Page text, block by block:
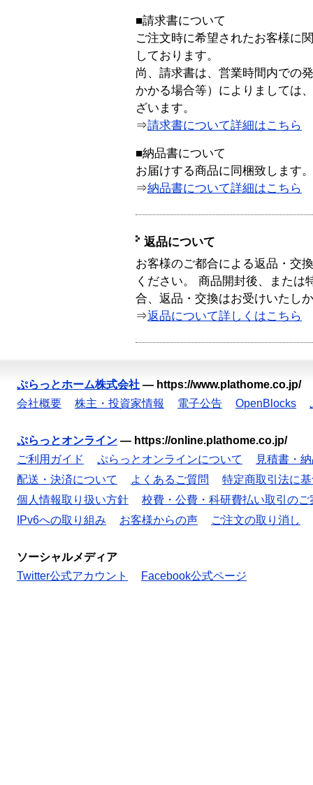
■請求書について
ご注文時に希望されたお客様に
しております。
尚、請求書は、営業時間内での
かかる場合等）によりましては
ざいます。
⇒請求書について詳細はこちら
■納品書について
お届けする商品に同梱致します。
⇒納品書について詳細はこちら
返品について
お客様のご都合による返品・交
ください。 商品開封後、または
合、返品・交換はお受けいたし
⇒返品について詳しくはこちら
ぷらっとホーム株式会社 — https://www.plathome.co.jp/
会社概要
株主・投資家情報 電子公告 OpenBlocks
ぷらっとオンライン — https://online.plathome.co.jp/
ご利用ガイド
ぷらっとオンラインについて
見積書・
配送・決済について
よくあるご質問
特定商取引法に
個人情報取り扱い方針
校費・公費・科研費払い取引のご
IPv6への取り組み
お客様からの声 ご注文の取り消し
ソーシャルメディア
Twitter公式アカウント
Facebook公式ページ